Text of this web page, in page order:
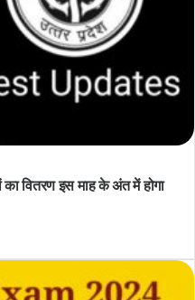
वितरण इस माह के अंत में होगा